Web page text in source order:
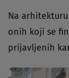
Na
onih koji se
prijavljenih